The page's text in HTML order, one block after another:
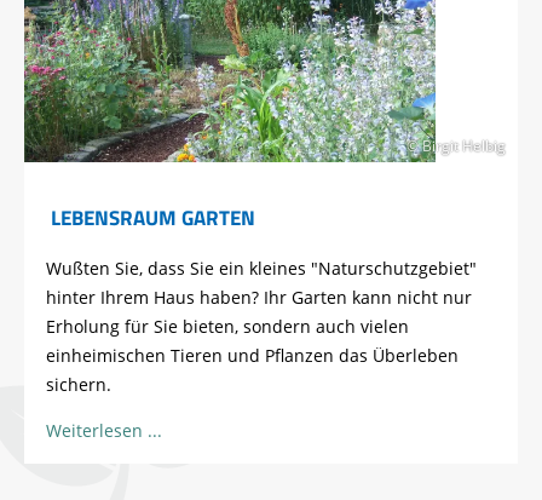
© Birgit Helbig
LEBENSRAUM GARTEN
Wußten Sie, dass Sie ein kleines "Naturschutzgebiet"
hinter Ihrem Haus haben? Ihr Garten kann nicht nur
Erholung für Sie bieten, sondern auch vielen
einheimischen Tieren und Pflanzen das Überleben
sichern.
Weiterlesen